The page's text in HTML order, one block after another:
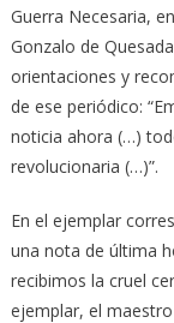
Guerra Necesaria,
Gonzalo de
orientaciones y
de ese periódico:
noticia ahora (…)
revolucionaria (…)”.
En el ejemplar
una nota de última
recibimos la cruel
ejemplar, el